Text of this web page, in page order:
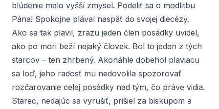
blúdenie malo vyšší zmysel. Podeliť sa o modlitbu
Pána! Spokojne plával naspäť do svojej diecézy.
Ako sa tak plavil, zrazu jeden člen posádky uvidel,
ako po mori beží nejaký človek. Bol to jeden z tých
starcov – ten zhrbený. Akonáhle dobehol plaviacu
sa loď, jeho radosť mu nedovolila spozorovať
rozčarovanie celej posádky nad tým, čo práve vidia.
Starec, nedajúc sa vyrušiť, prišiel za biskupom a